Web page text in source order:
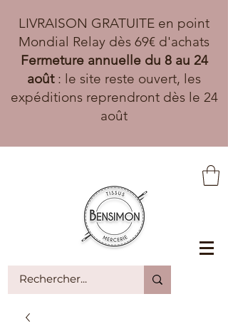
LIVRAISON GRATUITE en point
Mondial Relay dès 69€ d'achats
Fermeture annuelle du 8 au 24
août: le site reste ouvert, les
expéditions reprendront dès le 24
août